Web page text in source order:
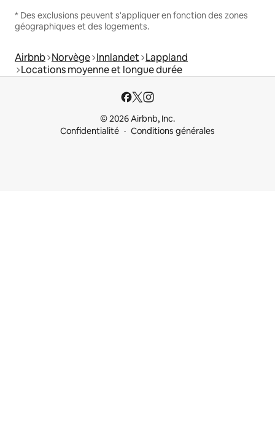
* Des exclusions peuvent s'appliquer en fonction des zones
géographiques et des logements.
Airbnb Norvège Innlandet Lappland
Locations moyenne et longue durée
© 2026 Airbnb, Inc.
Confidentialité
Conditions générales